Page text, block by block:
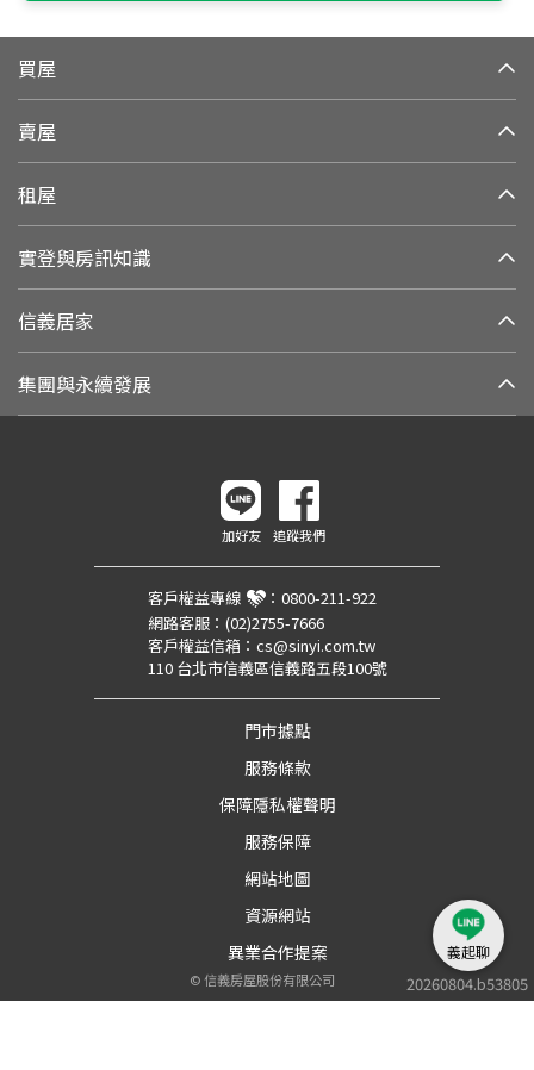
買屋
賣屋
租屋
實登與房訊知識
信義居家
集團與永續發展
20260804.b53805
加好友 追蹤我們
客戶權益專線 ： 0800-211-922
網路客服： (02)2755-7666
客戶權益信箱： cs@sinyi.com.tw
110 台北市信義區信義路五段100號
門市據點
服務條款
保障隱私權聲明
服務保障
網站地圖
資源網站
異業合作提案
©信義房屋股份有限公司
義起聊